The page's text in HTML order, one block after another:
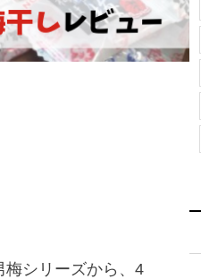
梅シリーズから、4